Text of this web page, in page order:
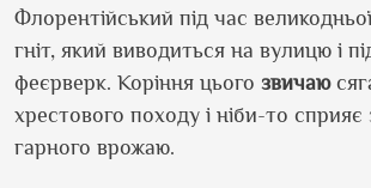
Флорентійський під час
гніт, який виводиться на вулицю і
феєрверк. Коріння цього звичаю
хрестового походу і ніби-то
гарного врожаю.